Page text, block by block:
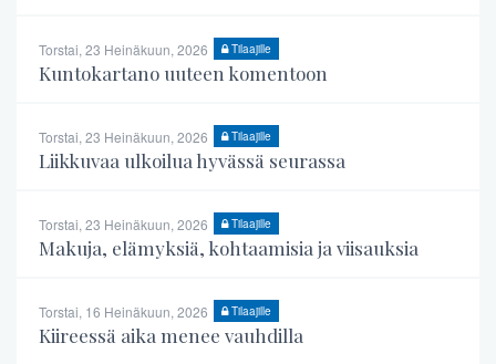
Torstai, 23 Heinäkuun, 2026 Tilaajille
Kuntokartano uuteen komentoon
Torstai, 23 Heinäkuun, 2026 Tilaajille
Liikkuvaa ulkoilua hyvässä seurassa
Torstai, 23 Heinäkuun, 2026 Tilaajille
Makuja, elämyksiä, kohtaamisia ja viisauksia
Torstai, 16 Heinäkuun, 2026 Tilaajille
Kiireessä aika menee vauhdilla